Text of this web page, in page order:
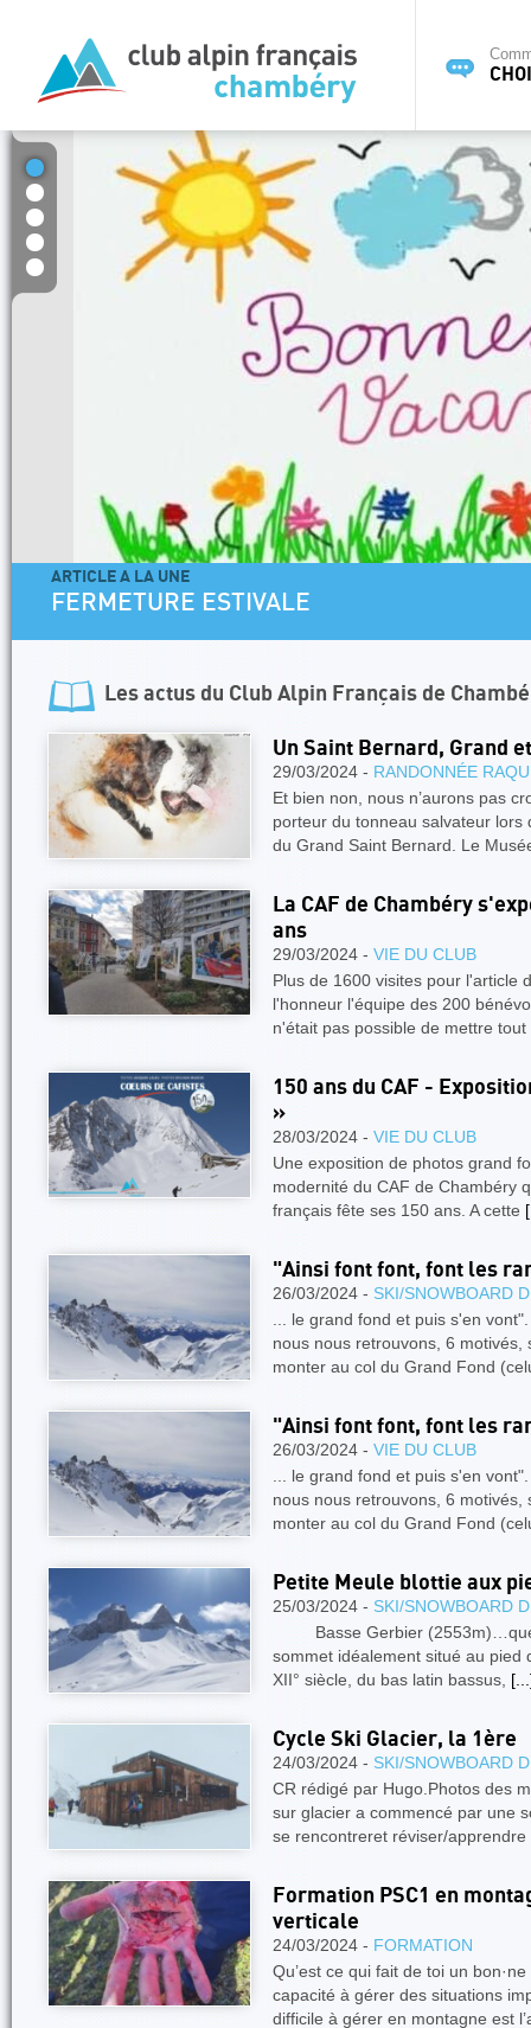
ARTICLE A LA UNE
4 jours dans les Aiguilles
Les actus du Club Alpin Français de
Un Saint Bernard, Grand
29/03/2024 - RANDONNÉE
Et bien non, nous n’aurons pas
porteur du tonneau salvateur lors
du Grand Saint Bernard. Le
La CAF de Chambéry
ans
29/03/2024 - VIE DU CLUB
Plus de 1600 visites pour l'article
l'honneur l'équipe des 200
n'était pas possible de mettre
150 ans du CAF -
»
28/03/2024 - VIE DU CLUB
Une exposition de photos grand
modernité du CAF de Chambéry
français fête ses 150 ans. A cette
"Ainsi font font, font les
26/03/2024 - SKI/SNOWBOARD
... le grand fond et puis s'en
nous nous retrouvons, 6 motivés,
monter au col du Grand Fond
"Ainsi font font, font les
26/03/2024 - VIE DU CLUB
... le grand fond et puis s'en
nous nous retrouvons, 6 motivés,
monter au col du Grand Fond
Petite Meule blottie aux
25/03/2024 - SKI/SNOWBOARD
Basse Gerbier (2553m)…quel
sommet idéalement situé au pied
XII° siècle, du bas latin bassus,
Cycle Ski Glacier, la 1ère
24/03/2024 - SKI/SNOWBOARD
CR rédigé par Hugo.Photos des
sur glacier a commencé par une
se rencontreret réviser/
Formation PSC1 en
verticale
24/03/2024 - FORMATION
Qu’est ce qui fait de toi un
capacité à gérer des situations
difficile à gérer en montagne est